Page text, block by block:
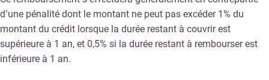
d’une pénalité dont le montant ne peut pas excéder 1% du
montant du crédit lorsque la durée restant à couvrir est
supérieure à 1 an, et 0,5% si la durée restant à rembourser est
inférieure à 1 an.